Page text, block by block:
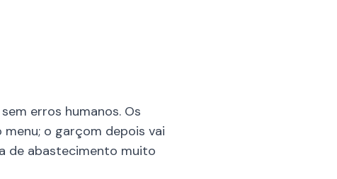
erros humanos. Os
o garçom depois vai
de abastecimento muito